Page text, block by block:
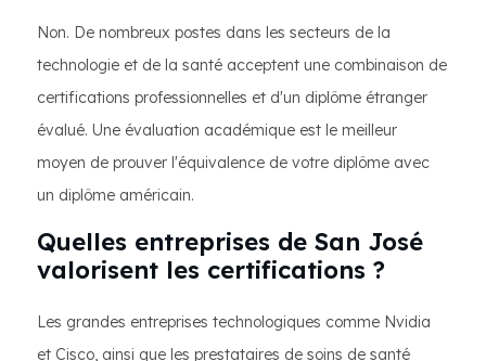
Non. De nombreux postes dans les secteurs de la
technologie et de la santé acceptent une combinaison de
certifications professionnelles et d'un diplôme étranger
évalué. Une évaluation académique est le meilleur
moyen de prouver l'équivalence de votre diplôme avec
un diplôme américain.
Quelles entreprises de San José
valorisent les certifications ?
Les grandes entreprises technologiques comme Nvidia
et Cisco, ainsi que les prestataires de soins de santé